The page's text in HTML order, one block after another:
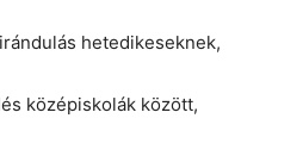
hetedikeseknek,
középiskolák között,